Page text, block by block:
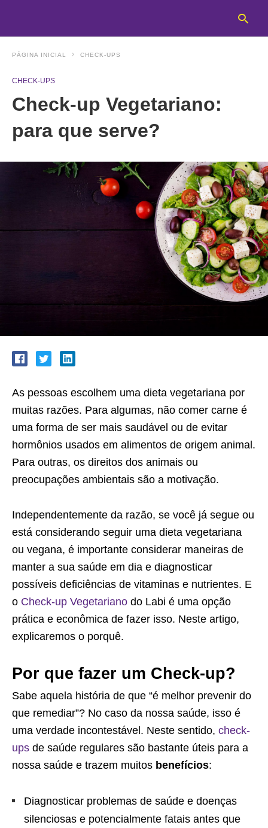
PÁGINA INICIAL CHECK-UPS
CHECK-UPS
Check-up Vegetariano:
para que serve?
As pessoas escolhem uma dieta vegetariana por
muitas razões. Para algumas, não comer carne é
uma forma de ser mais saudável ou de evitar
hormônios usados ​​em alimentos de origem animal.
Para outras, os direitos dos animais ou
preocupações ambientais são a motivação.
Independentemente da razão, se você já segue ou
está considerando seguir uma dieta vegetariana
ou vegana, é importante considerar maneiras de
manter a sua saúde em dia e diagnosticar
possíveis deficiências de vitaminas e nutrientes. E
o Check-up Vegetariano do Labi é uma opção
prática e econômica de fazer isso. Neste artigo,
explicaremos o porquê.
Por que fazer um Check-up?
Sabe aquela história de que “é melhor prevenir do
que remediar”? No caso da nossa saúde, isso é
uma verdade incontestável. Neste sentido, check-
ups de saúde regulares são bastante úteis para a
nossa saúde e trazem muitos benefícios:
Diagnosticar problemas de saúde e doenças
silenciosas e potencialmente fatais antes que